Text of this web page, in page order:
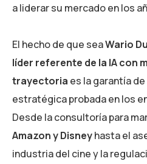
a liderar su mercado en los
El hecho de que seaWario
líder referente de la IA con
trayectoria es la garantía
estratégica probada en los
Desde la consultoría para
Amazon y Disneyhasta el
industria del cine y la